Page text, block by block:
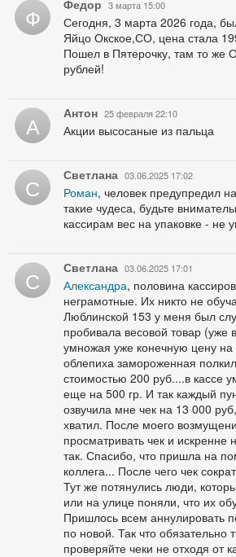
Ф Федор 3 марта 15:00
Сегодня, 3 марта 2026 года,
Яйцо Окское,СО, цена стала
Пошел в Пятерочку, там то же
рублей!
А Антон 25 февраля 22:10
Акции высосаные из пальца
С Светлана 03.06.2025 17:02
Роман, человек предупредил
такие чудеса, будьте
кассирам вес на упаковке - не
С Светлана 03.06.2025 17:01
Александра, половина
неграмотные. Их никто не
Люблинской 153 у меня был
пробивала весовой товар
умножая уже конечную цену на
облепиха замороженная
стоимостью 200 руб....в кассе
еще на 500 гр. И так каждый
озвучила мне чек на 13 000
хватил. После моего
просматривать чек и искренне
так. Спасибо, что пришла на
коллега... После чего чек
Тут же потянулись люди,
или на улице поняли, что их
Пришлось всем аннулировать
по новой. Так что обязательно
проверяйте чеки не отходя от